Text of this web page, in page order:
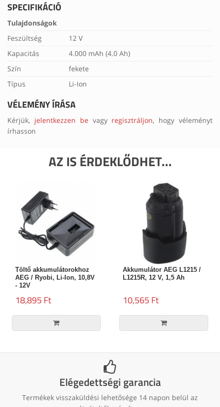
SPECIFIKÁCIÓ
Tulajdonságok
Feszültség
12 V
Kapacitás
4.000 mAh (4.0 Ah)
Szín
fekete
Típus
Li-Ion
VÉLEMÉNY ÍRÁSA
Kérjük, jelentkezzen be vagy regisztráljon, hogy véleményt
írhasson
AZ IS ÉRDEKLŐDHET...
Töltő akkumulátorokhoz
AEG / Ryobi, Li-Ion, 10,8V
- 12V
18,895 Ft
Akkumulátor AEG L1215 /
L1215R, 12 V, 1,5 Ah
10,565 Ft
Elégedettségi garancia
Termékek visszaküldési lehetősége 14 napon belül az